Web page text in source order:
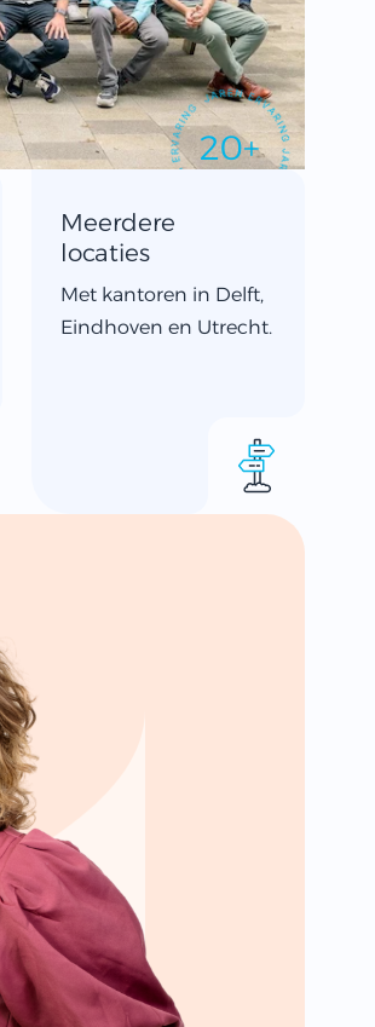
20+
Meerdere
locaties
Met kantoren in Delft,
Eindhoven en Utrecht.